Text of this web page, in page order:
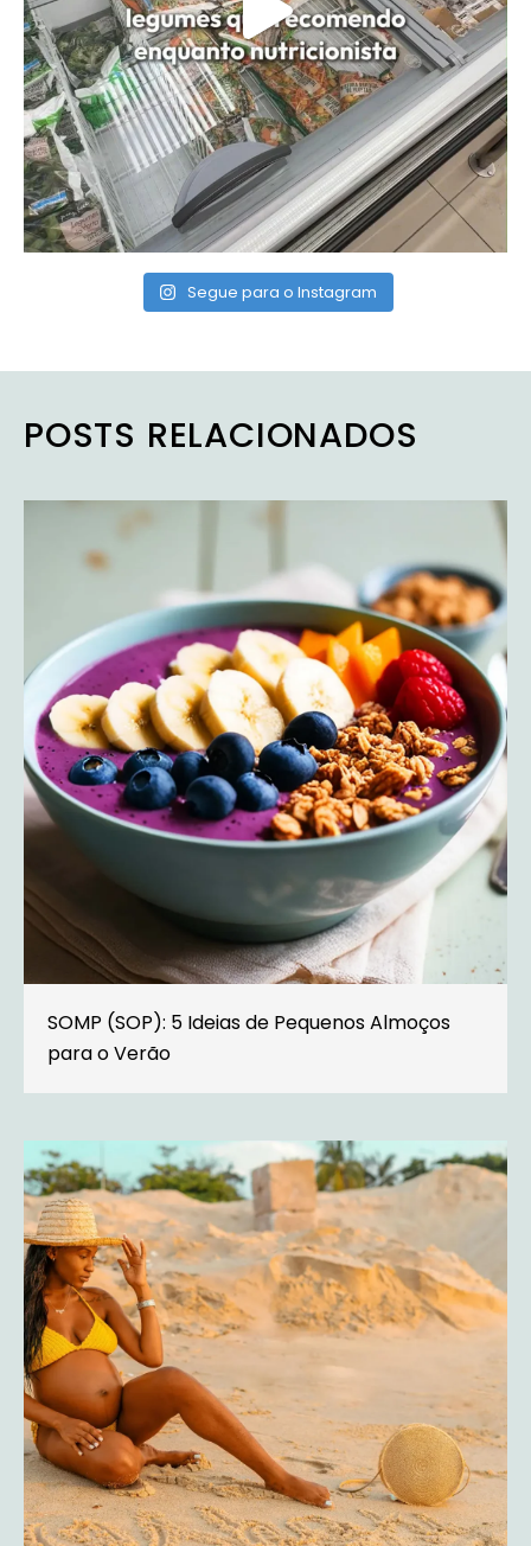
Segue para o Instagram
POSTS RELACIONADOS
SOMP (SOP): 5 Ideias de Pequenos Almoços
para o Verão